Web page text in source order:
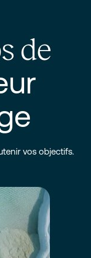
de
vos objectifs.